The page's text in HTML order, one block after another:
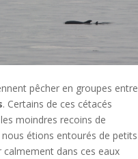
pêcher en groupes entre
. Certains de ces cétacés
moindres recoins de
nous étions entourés de petits
calmement dans ces eaux